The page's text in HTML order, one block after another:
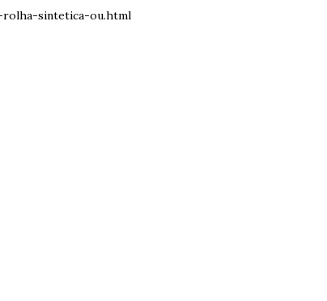
sintetica-ou.html